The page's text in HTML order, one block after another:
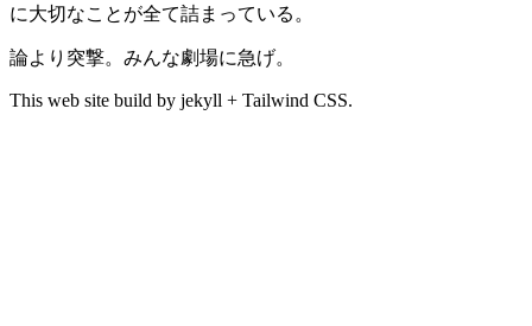
に大切なことが全て詰まっている。
論より突撃。みんな劇場に急げ。
This web site build by jekyll + Tailwind CSS.